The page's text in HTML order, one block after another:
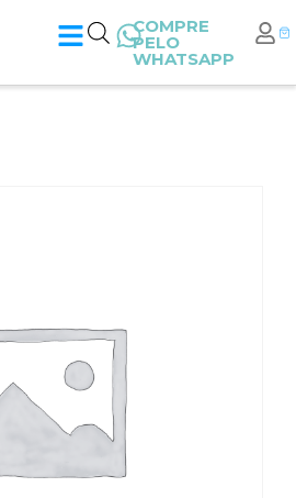
COMPRE
PELO
WHATSAPP